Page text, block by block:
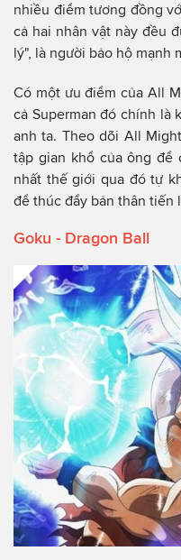
nhiều điểm tương đồng
cả hai nhân vật này đều
lý", là người bảo hộ mạnh
Có một ưu điểm của All
cả Superman đó chính là
anh ta. Theo dõi All
tập gian khổ của ông để
nhất thế giới qua đó tự
để thúc đẩy bản thân tiến
Goku - Dragon Ball